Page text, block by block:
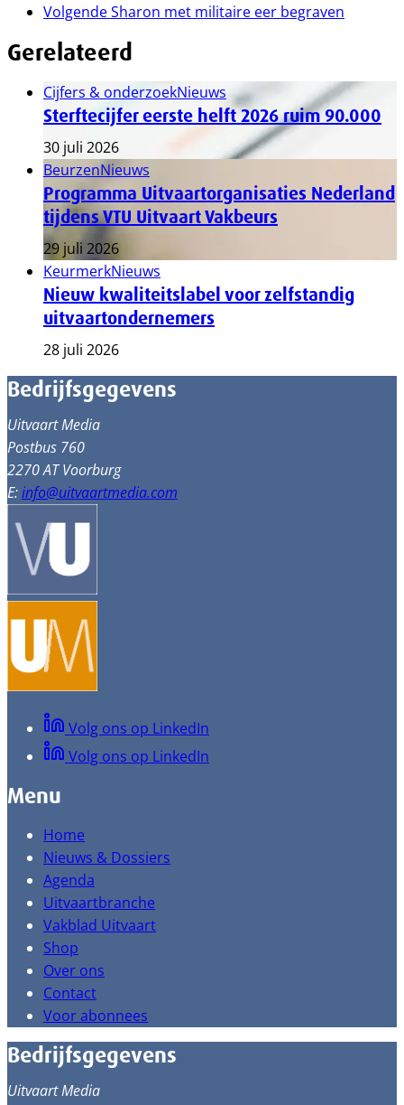
VolgendeSharon met militaire eer begraven
Gerelateerd
Cijfers & onderzoekNieuws
Sterftecijfer eerste helft 2026 ruim 90.000
30 juli 2026
BeurzenNieuws
Programma Uitvaartorganisaties Nederland
tijdens VTU Uitvaart Vakbeurs
29 juli 2026
KeurmerkNieuws
Nieuw kwaliteitslabel voor zelfstandig
uitvaartondernemers
28 juli 2026
Bedrijfsgegevens
Uitvaart Media
Postbus 760
2270 AT Voorburg
E:info@uitvaartmedia.com
Volg ons op LinkedIn
Volg ons op LinkedIn
Menu
Home
Nieuws & Dossiers
Agenda
Uitvaartbranche
Vakblad Uitvaart
Shop
Over ons
Contact
Voor abonnees
Bedrijfsgegevens
Uitvaart Media